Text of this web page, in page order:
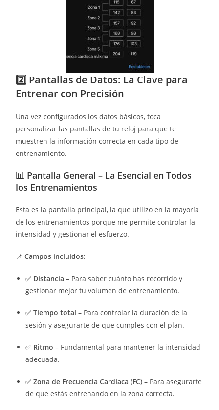
2️⃣ Pantallas de Datos: La Clave para
Entrenar con Precisión
Una vez configurados los datos básicos, toca
personalizar las pantallas de tu reloj para que te
muestren la información correcta en cada tipo de
entrenamiento.
📊 Pantalla General – La Esencial en Todos
los Entrenamientos
Esta es la pantalla principal, la que utilizo en la mayoría
de los entrenamientos porque me permite controlar la
intensidad y gestionar el esfuerzo.
📌Campos incluidos:
✅ Distancia – Para saber cuánto has recorrido y
gestionar mejor tu volumen de entrenamiento.
✅Tiempo total – Para controlar la duración de la
sesión y asegurarte de que cumples con el plan.
✅ Ritmo – Fundamental para mantener la intensidad
adecuada.
✅Zona de Frecuencia Cardíaca (FC) – Para asegurarte
de que estás entrenando en la zona correcta.